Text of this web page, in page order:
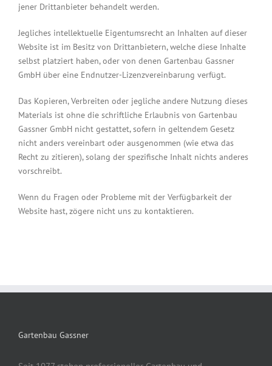
jener Drittanbieter behandelt werden.
Jegliches intellektuelle Eigentumsrecht an Inhalten auf dieser
Website ist im Besitz von Drittanbietern, welche diese Inhalte
selbst platziert haben, oder von denen Gartenbau Gassner
GmbH über eine Endnutzer-Lizenzvereinbarung verfügt.
Das Kopieren, Verbreiten oder jegliche andere Nutzung dieses
Materials ist ohne die schriftliche Erlaubnis von Gartenbau
Gassner GmbH nicht gestattet, sofern in geltendem Gesetz
nicht anders vereinbart oder ausgenommen (wie etwa das
Recht zu zitieren), solang der spezifische Inhalt nichts anderes
vorschreibt.
Wenn du Fragen oder Probleme mit der Verfügbarkeit der
Website hast, zögere nicht uns zu kontaktieren.
Gartenbau Gassner